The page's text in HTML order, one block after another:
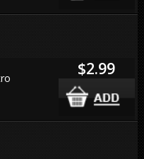
$2.99